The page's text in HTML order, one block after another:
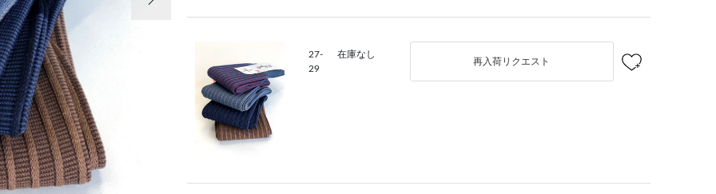
27-
29
在庫なし
再入荷リクエスト